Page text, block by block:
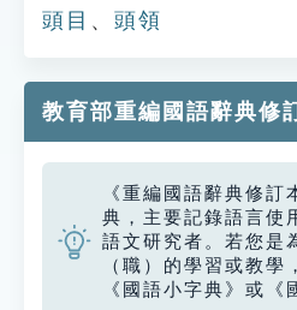
頭目 、 頭領
教育部重編國語辭典修
《重編國語辭典修訂
典，主要記錄語言使
語文研究者。若您是
（職）的學習或教學
《國語小字典》或《